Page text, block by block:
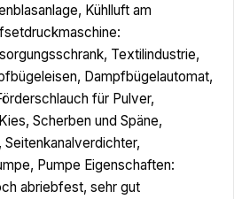
Kühlluft am
Textilindustrie,
Dampfbügelautomat,
für Pulver,
Scherben und Späne,
Pumpe Eigenschaften:
abriebfest, sehr gut